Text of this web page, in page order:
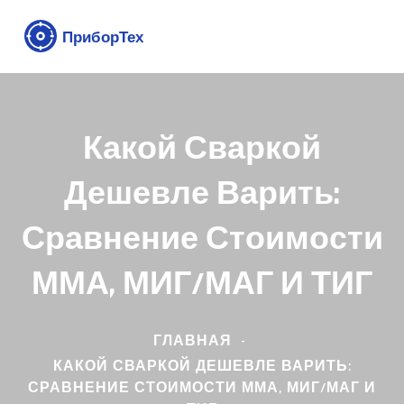
Какой Сваркой
Дешевле Варить:
Сравнение Стоимости
ММА, МИГ/МАГ И ТИГ
ГЛАВНАЯ
КАКОЙ СВАРКОЙ ДЕШЕВЛЕ ВАРИТЬ:
СРАВНЕНИЕ СТОИМОСТИ ММА, МИГ/МАГ И